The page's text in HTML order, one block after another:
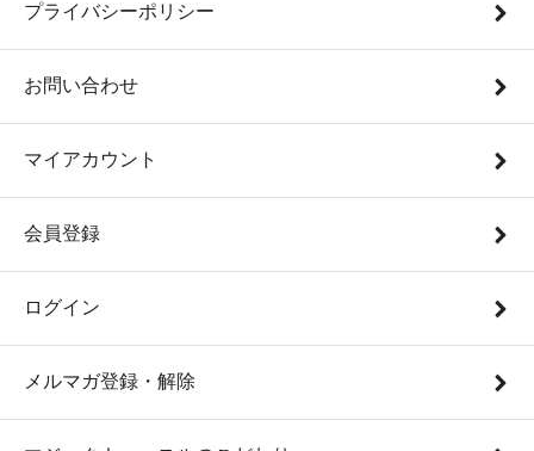
プライバシーポリシー
お問い合わせ
マイアカウント
会員登録
ログイン
メルマガ登録・解除